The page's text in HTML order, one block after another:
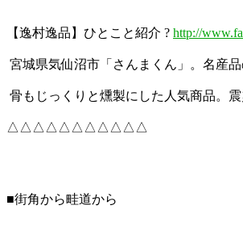
【逸村逸品】ひとこと紹介 ? http://
宮城県気仙沼市「さんまくん」。名産
骨もじっくりと燻製にした人気商品。
△△△△△△△△△△△
■街角から畦道から